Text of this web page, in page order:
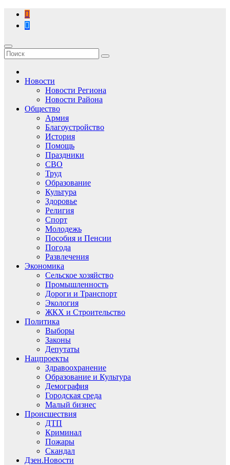
Перейти
содержимому
Новости
Новости Региона
Новости Района
Общество
Армия
Благоустройство
История
Помощь
Праздники
СВО
Труд
Образование
Культура
Здоровье
Религия
Спорт
Молодежь
Пособия и Пенсии
Погода
Развлечения
Экономика
Сельское хозяйство
Промышленность
Дороги и Транспорт
Экология
ЖКХ и Строительство
Политика
Выборы
Законы
Депутаты
Нацпроекты
Здравоохранение
Образование и Культура
Демография
Городская среда
Малый бизнес
Происшествия
ДТП
Криминал
Пожары
Скандал
Дзен.Новости